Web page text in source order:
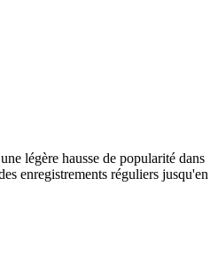
légère hausse de popularité dans
enregistrements réguliers jusqu'en